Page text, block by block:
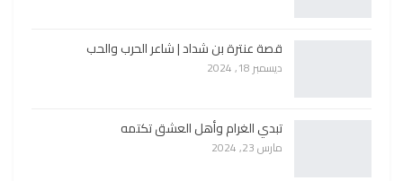
قصة عنترة بن شداد | شاعر الحرب والحب
ديسمبر 18, 2024
تبدي الغرام وأهل العشق تكتمه
مارس 23, 2024